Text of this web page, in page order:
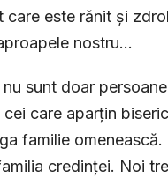
care este rănit și
nostru…
sunt doar
care aparțin
familie
credinței. Noi